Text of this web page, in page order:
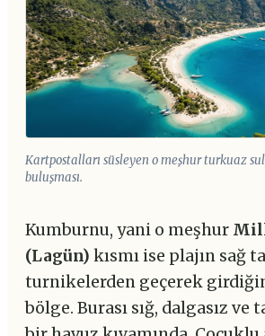
Kartpostalları süsleyen o meşhur turkuaz
buluşması.
Kumburnu, yani o meşhur
(Lagün) kısmı ise plajın sağ
turnikelerden geçerek
bölge. Burası sığ, dalgasız ve